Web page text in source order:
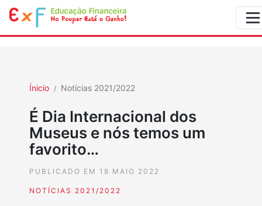
Ínicio Notícias 2021/2022
É Dia Internacional dos
Museus e nós temos um
favorito…
PUBLICADO EM 18 MAIO 2022
NOTÍCIAS 2021/2022